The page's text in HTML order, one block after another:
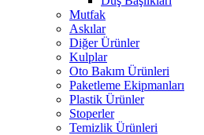
Mutfak
Askılar
Diğer Ürünler
Kulplar
Oto Bakım Ürünleri
Paketleme Ekipmanları
Plastik Ürünler
Stoperler
Temizlik Ürünleri